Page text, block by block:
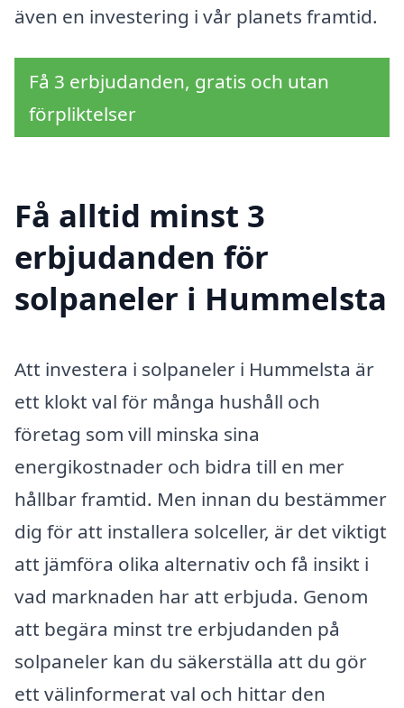
även en investering i vår planets framtid.
Få 3 erbjudanden, gratis och utan
förpliktelser
Få alltid minst 3
erbjudanden för
solpaneler i Hummelsta
Att investera i solpaneler i Hummelsta är
ett klokt val för många hushåll och
företag som vill minska sina
energikostnader och bidra till en mer
hållbar framtid. Men innan du bestämmer
dig för att installera solceller, är det viktigt
att jämföra olika alternativ och få insikt i
vad marknaden har att erbjuda. Genom
att begära minst tre erbjudanden på
solpaneler kan du säkerställa att du gör
ett välinformerat val och hittar den